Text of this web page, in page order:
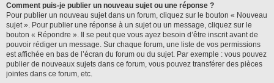
Comment puis-je publier un nouveau sujet ou une réponse ?
Pour publier un nouveau sujet dans un forum, cliquez sur le bouton « Nouveau
sujet ». Pour publier une réponse à un sujet ou un message, cliquez sur le
bouton « Répondre ». Il se peut que vous ayez besoin d’être inscrit avant de
pouvoir rédiger un message. Sur chaque forum, une liste de vos permissions
est affichée en bas de l’écran du forum ou du sujet. Par exemple : vous pouvez
publier de nouveaux sujets dans ce forum, vous pouvez transférer des pièces
jointes dans ce forum, etc.